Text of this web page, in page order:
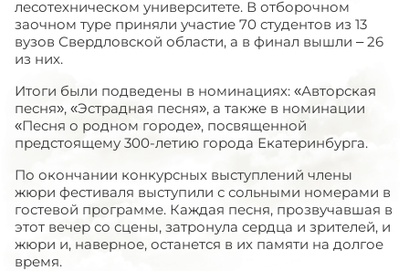
лесотехническом университете. В отборочном
заочном туре приняли участие 70 студентов из 13
вузов Свердловской области, а в финал вышли – 26
из них.
Итоги были подведены в номинациях: «Авторская
песня», «Эстрадная песня», а также в номинации
«Песня о родном городе», посвященной
предстоящему 300-летию города Екатеринбурга.
По окончании конкурсных выступлений члены
жюри фестиваля выступили с сольными номерами в
гостевой программе. Каждая песня, прозвучавшая в
этот вечер со сцены, затронула сердца и зрителей, и
жюри и, наверное, останется в их памяти на долгое
время.